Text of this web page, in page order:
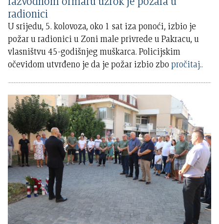
radionici
U srijedu, 5. kolovoza, oko 1 sat iza ponoći, izbio je
požar u radionici u Zoni male privrede u Pakracu, u
vlasništvu 45-godišnjeg muškarca. Policijskim
očevidom utvrđeno je da je požar izbio zbopročitaj..